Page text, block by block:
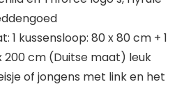
1 kussensloop: 80 x 80 cm + 1
200 cm (Duitse maat) leuk
of jongens met link en het